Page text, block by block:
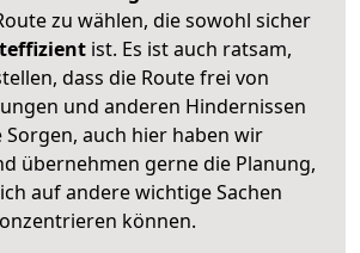
zu wählen, die sowohl sicher
ist. Es ist auch ratsam,
dass die Route frei von
und anderen Hindernissen
Sorgen, auch hier haben wir
übernehmen gerne die Planung,
auf andere wichtige Sachen
können.